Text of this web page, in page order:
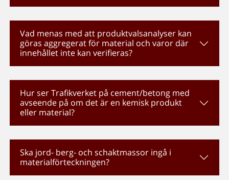
Vad menas med att produktvalsanalyser kan
göras aggregerat för material och varor där
innehållet inte kan verifieras?
Hur ser Trafikverket på cement/betong med
avseende på om det är en kemisk produkt
eller material?
Ska jord- berg- och schaktmassor ingå i
materialförteckningen?